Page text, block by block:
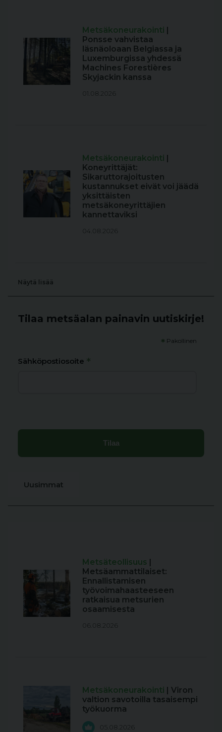
Metsäkoneurakointi |
Ponsse vahvistaa
läsnäoloaan Belgiassa ja
Luxemburgissa yhdessä
Machines Forestières
Skyjackin kanssa
01.08.2026
Metsäkoneurakointi |
Koneyrittäjät:
Sikaruttorajoitusten
kustannukset eivät voi jäädä
yksittäisten
metsäkoneyrittäjien
kannettaviksi
04.08.2026
Näytä lisää
Tilaa metsäalan painavin uutiskirje!
* Pakollinen
Sähköpostiosoite *
Uusimmat
Metsäteollisuus |
Metsäammattilaiset:
Ennallistamisen
työvoimahaasteeseen
ratkaisua metsurien
osaamisesta
06.08.2026
Metsäkoneurakointi | Viron
valtion savotoilla tasaisempi
työkuorma
05.08.2026